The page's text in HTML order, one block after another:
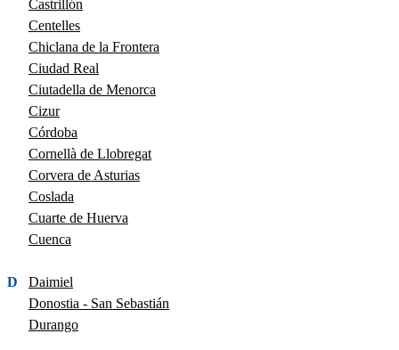
Castrillón
Centelles
Chiclana de la Frontera
Ciudad Real
Ciutadella de Menorca
Cizur
Córdoba
Cornellà de Llobregat
Corvera de Asturias
Coslada
Cuarte de Huerva
Cuenca
D
Daimiel
Donostia - San Sebastián
Durango